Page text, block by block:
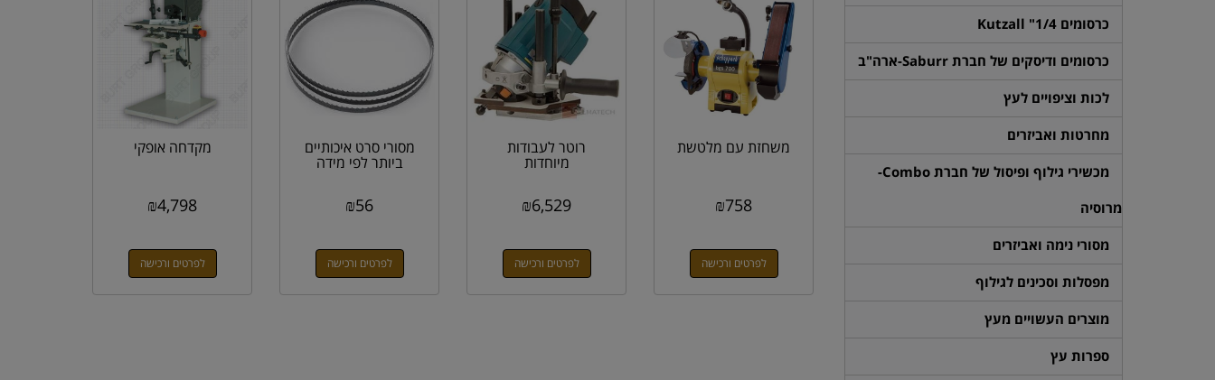
משחזת עם מלטשת
₪758
לפרטים ורכישה
רוטר לעבודות
מיוחדות
₪6,529
לפרטים ורכישה
מסורי סרט איכותיים
ביותר לפי מידה
₪56
לפרטים ורכישה
מקדחה אופקי
₪4,798
לפרטים ורכישה
כרסומים 1/4" Kutzall
כרסומים ודיסקים של חברת Saburr-ארה"ב
לכות וציפויים לעץ
מחרטות ואביזרים
מכשירי גילוף ופיסול של חברת Combo-
מרוסיה
מסורי נימה ואביזרים
מפסלות וסכינים לגילוף
מוצרים העשויים מעץ
ספרות עץ